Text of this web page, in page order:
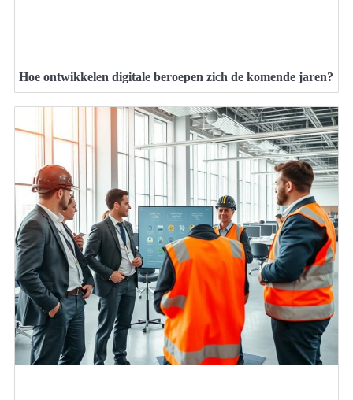
Hoe ontwikkelen digitale beroepen zich de komende jaren?